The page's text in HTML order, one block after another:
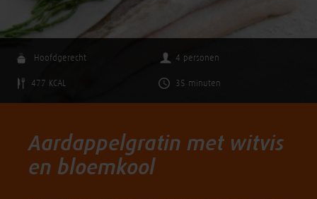
Hoofdgerecht 4 personen
477 KCAL 35 minuten
Aardappelgratin met witvis
en bloemkool